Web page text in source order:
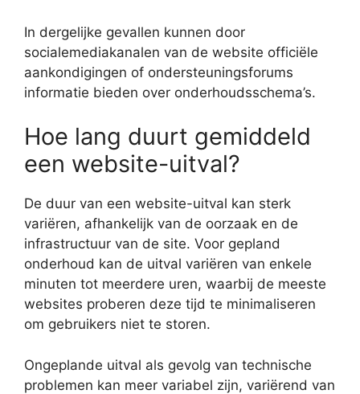
In dergelijke gevallen kunnen door
socialemediakanalen van de website officiële
aankondigingen of ondersteuningsforums
informatie bieden over onderhoudsschema’s.
Hoe lang duurt gemiddeld
een website-uitval?
De duur van een website-uitval kan sterk
variëren, afhankelijk van de oorzaak en de
infrastructuur van de site. Voor gepland
onderhoud kan de uitval variëren van enkele
minuten tot meerdere uren, waarbij de meeste
websites proberen deze tijd te minimaliseren
om gebruikers niet te storen.
Ongeplande uitval als gevolg van technische
problemen kan meer variabel zijn, variërend van